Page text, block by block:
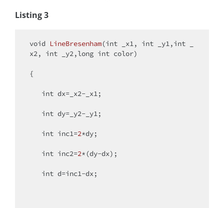
Listing 3
void LineBresenham(int _x1, int _y1,int
x2, int _y2,long int color)
{
int dx=_x2-_x1;
int dy=_y2-_y1;
int inc1=2*dy;
int inc2=2*(dy-dx);
int d=inc1-dx;